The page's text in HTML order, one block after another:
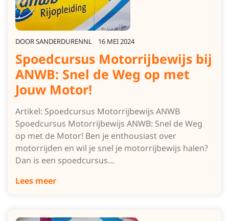
DOORSANDERDURENNL 16 MEI 2024
Spoedcursus Motorrijbewijs bij
ANWB: Snel de Weg op met
Jouw Motor!
Artikel: Spoedcursus Motorrijbewijs ANWB
Spoedcursus Motorrijbewijs ANWB: Snel de Weg
op met de Motor! Ben je enthousiast over
motorrijden en wil je snel je motorrijbewijs halen?
Dan is een spoedcursus…
Lees meer